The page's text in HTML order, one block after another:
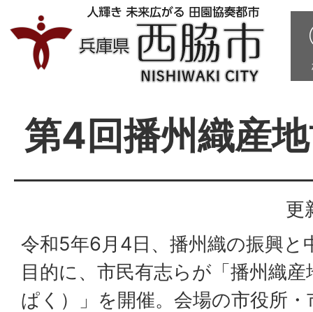
第4回播州織産
更
令和5年6月4日、播州織の振興と
目的に、市民有志らが「播州織
ぱく）」を開催。会場の市役所